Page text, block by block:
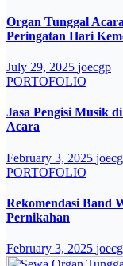
Organ Tunggal
Peringatan Hari
July 29, 2025 joecgp
PORTOFOLIO
Jasa Pengisi Musik
Acara
February 3, 2025
PORTOFOLIO
Rekomendasi Band
Pernikahan
February 3, 2025